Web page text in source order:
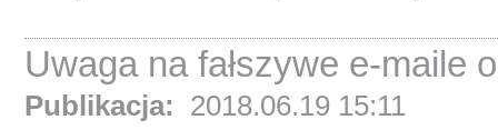
Uwaga na fałszywe e-maile
Publikacja: 2018.06.19 15:11